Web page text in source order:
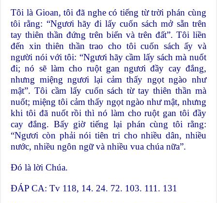
Tôi là Gioan, tôi đã nghe có tiếng từ trời phán cùng
tôi rằng: “Ngươi hãy đi lấy cuốn sách mở sẵn trên
tay thiên thần đứng trên biển và trên đất”. Tôi liền
đến xin thiên thần trao cho tôi cuốn sách ấy và
người nói với tôi: “Ngươi hãy cầm lấy sách mà nuốt
đi; nó sẽ làm cho ruột gan ngươi đầy cay đắng,
nhưng miệng ngươi lại cảm thấy ngọt ngào như
mật”. Tôi cầm lấy cuốn sách từ tay thiên thần mà
nuốt; miệng tôi cảm thấy ngọt ngào như mật, nhưng
khi tôi đã nuốt rồi thì nó làm cho ruột gan tôi đầy
cay đắng. Bấy giờ tiếng lại phán cùng tôi rằng:
“Ngươi còn phải nói tiên tri cho nhiều dân, nhiều
nước, nhiều ngôn ngữ và nhiều vua chúa nữa”.
Ðó là lời Chúa.
ĐÁP CA: Tv 118, 14. 24. 72. 103. 111. 131